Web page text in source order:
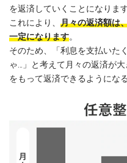
を返済していくことになります
これにより、 月々の返済額は
一定になります。
そのため、「利息を支払いた
ゃ…」と考えて月々の返済が
をもって返済できるようにな